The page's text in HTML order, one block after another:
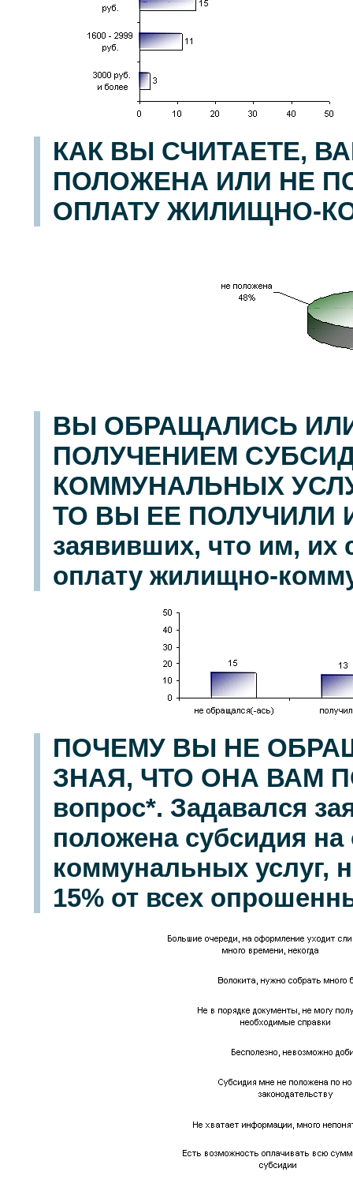
КАК ВЫ СЧИТАЕТЕ,
ПОЛОЖЕНА ИЛИ НЕ
ОПЛАТУ ЖИЛИЩНО-
ВЫ ОБРАЩАЛИСЬ
ПОЛУЧЕНИЕМ
КОММУНАЛЬНЫХ
ТО ВЫ ЕЕ ПОЛУЧИЛИ
заявивших, что им, их
оплату жилищно-
ПОЧЕМУ ВЫ НЕ
ЗНАЯ, ЧТО ОНА ВАМ
вопрос*. Задавался
положена субсидия
коммунальных услуг,
15% от всех